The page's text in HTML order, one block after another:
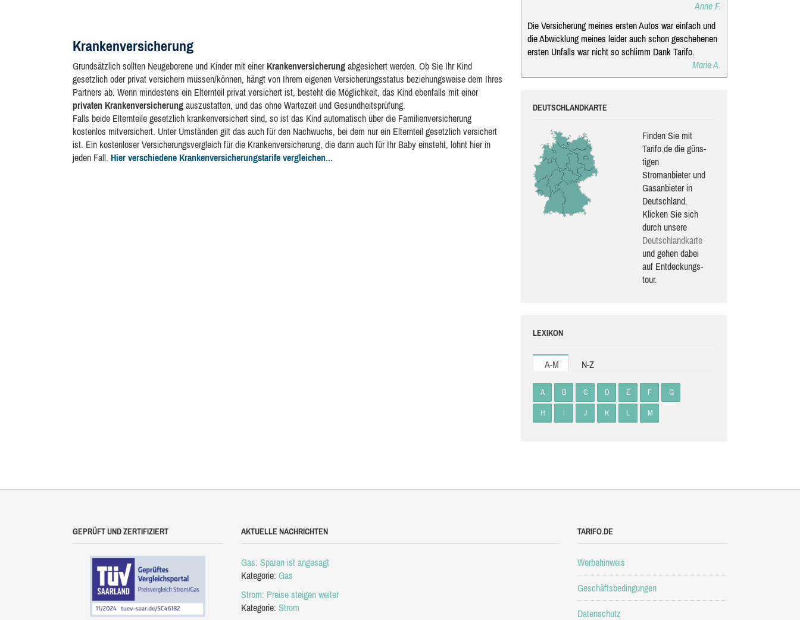
Krankenversicherung
Grundsätzlich sollten Neugeborene und Kinder mit einer Krankenversicherung abgesichert werden. Ob Sie Ihr Kind
gesetzlich oder privat versichern müssen/können, hängt von Ihrem eigenen Versicherungsstatus beziehungsweise dem Ihres
Partners ab. Wenn mindestens ein Elternteil privat versichert ist, besteht die Möglichkeit, das Kind ebenfalls mit einer
privaten Krankenversicherung auszustatten, und das ohne Wartezeit und Gesundheitsprüfung.
Falls beide Elternteile gesetzlich krankenversichert sind, so ist das Kind automatisch über die Familienversicherung
kostenlos mitversichert. Unter Umständen gilt das auch für den Nachwuchs, bei dem nur ein Elternteil gesetzlich versichert
ist. Ein kostenloser Versicherungsvergleich für die Krankenversicherung, die dann auch für Ihr Baby einsteht, lohnt hier in
jeden Fall. Hier verschiedene Krankenversicherungstarife vergleichen...
Anne F.
Die Versicherung meines ersten Autos war einfach und
die Abwicklung meines leider auch schon geschehenen
ersten Unfalls war nicht so schlimm Dank Tarifo.
Marie A.
DEUTSCHLANDKARTE
Finden Sie mit
Tarifo.de die güns­
ti­gen
Stromanbieter und
Gasanbieter in
Deutschland.
Klicken Sie sich
durch unsere
Deutsch­land­karte
und gehen dabei
auf Ent­de­ckungs­
tour.
LEXIKON
A-M N-Z
A B C D E F G
H I J K L M
GEPRÜFT UND ZERTIFIZIERT AKTUELLE NACHRICHTEN
Gas: Sparen ist angesagt
Kategorie: Gas
Strom: Preise steigen weiter
Kategorie: Strom
TARIFO.DE
Werbehinweis
Geschäftsbedingungen
Datenschutz